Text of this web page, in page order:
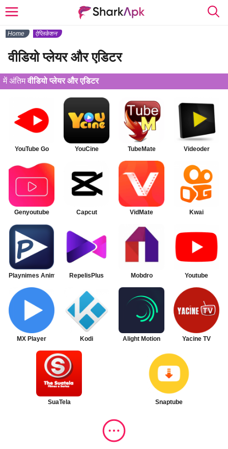
Home ऐप्लिकेशन
वीडियो प्लेयर और एडिटर
में अंतिमवीडियो प्लेयर और एडिटर
YouTube Go YouCine TubeMate Videoder
Genyoutube Capcut VidMate Kwai
Playnimes Animes RepelisPlus Mobdro Youtube
MX Player Kodi Alight Motion Yacine TV
SuaTela Snaptube